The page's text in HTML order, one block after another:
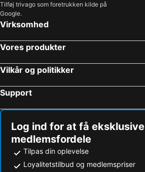
Tilføj trivago som foretrukken kilde på
Google.
Virksomhed
Vores produkter
Vilkår og politikker
Support
Log ind for at få eksklusive
medlemsfordele
Tilpas din oplevelse
Loyalitetstilbud og medlemspriser